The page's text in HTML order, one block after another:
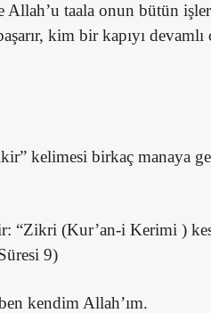
Allah’u taala onun bütün
kim bir kapıyı devamlı
kelimesi birkaç manaya
“Zikri (Kur’an-i Kerimi )
9)
kendim Allah’ım.